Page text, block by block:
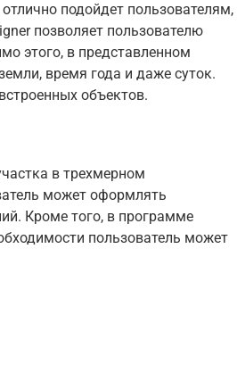
подойдет пользователям,
позволяет пользователю
этого, в представленном
время года и даже суток.
объектов.
в трехмерном
может оформлять
Кроме того, в программе
пользователь может